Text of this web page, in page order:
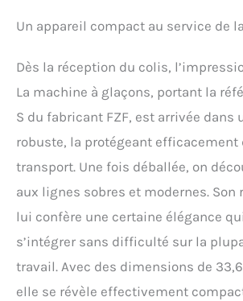
Il produit 9
16 kg de glace
Cela signifie
fraîche à
【Fabrication
simple
bouton «
portable
autonettoyant.
calcaire et les
mais vous fait
Un appareil compact au service de
Dès la réception du colis,
La machine à glaçons, portant la
S du fabricant FZF, est arrivée dans
robuste, la protégeant efficacement
transport. Une fois déballée, on
aux lignes sobres et modernes. Son
lui confère une certaine élégance
s’intégrer sans difficulté sur la
travail. Avec des dimensions de
elle se révèle effectivement